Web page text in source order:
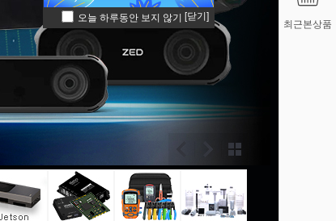
최근본상품
오늘 하루동안 보지 않기 [닫기]